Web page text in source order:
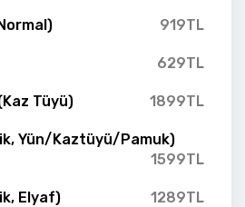
919TL
629TL
Tüyü) 1899TL
Yün/Kaztüyü/Pamuk)
1599TL
Elyaf) 1289TL